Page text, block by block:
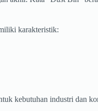
karakteristik:
kebutuhan industri dan